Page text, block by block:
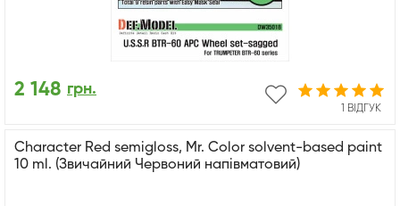
1 ВІДГУК
2 148 грн.
Character Red semigloss, Mr. Color solvent-based paint
10 ml. (Звичайний Червоний напівматовий)